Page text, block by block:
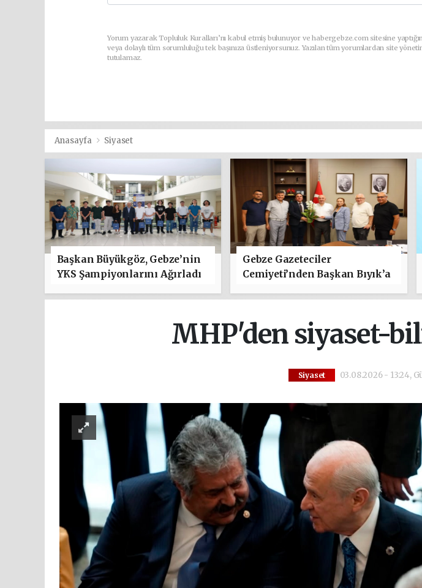
Yorum yazarak Topluluk Kuralları’nı kabul etmiş bulunuyor ve habergebze.com sitesine
veya dolaylı tüm sorumluluğu tek başınıza üstleniyorsunuz. Yazılan tüm yorumlardan site
tutulamaz.
Anasayfa Siyaset
Başkan Büyükgöz, Gebze’nin
YKS Şampiyonlarını Ağırladı
Gebze Gazeteciler
Cemiyeti’nden Başkan Bıyık’a
MHP'den siyaset-
Siyaset 03.08.2026 - 13:24,